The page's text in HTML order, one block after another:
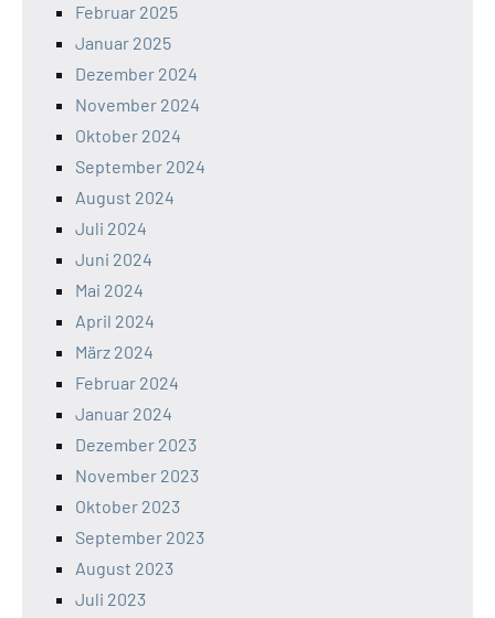
Februar 2025
Januar 2025
Dezember 2024
November 2024
Oktober 2024
September 2024
August 2024
Juli 2024
Juni 2024
Mai 2024
April 2024
März 2024
Februar 2024
Januar 2024
Dezember 2023
November 2023
Oktober 2023
September 2023
August 2023
Juli 2023